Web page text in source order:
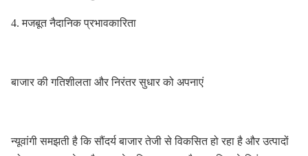
4. मजबूत नैदानिक प्रभावकारिता
बाजार की गतिशीलता और निरंतर सुधार को अपनाएं
न्यूवांगी समझती है कि सौंदर्य बाजार तेजी से विकसित हो रहा है और उत्पादों